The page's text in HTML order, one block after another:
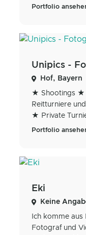
Portfolio
Hof, Bayern
★ Shootings ★
Reitturniere
★ Private
Portfolio
Eki
Keine
Ich komme aus
Fotograf und